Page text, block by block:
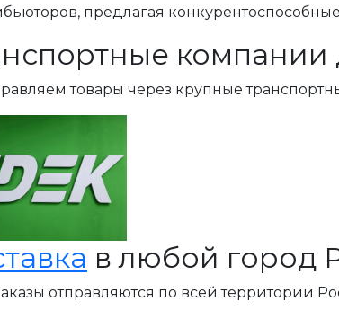
предлагая
компании
товары через крупные
в любой город
отправляются по всей территории